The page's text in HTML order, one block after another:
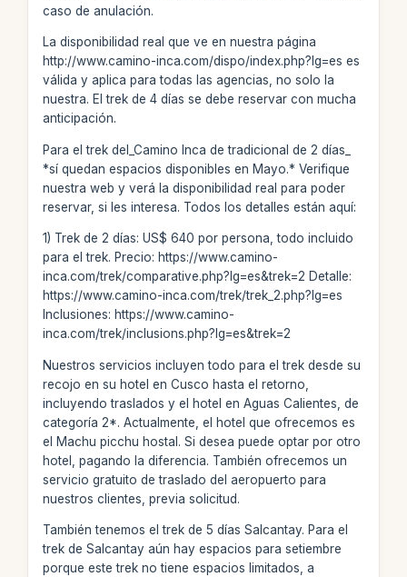
caso de anulación.
La disponibilidad real que ve en nuestra página
http://www.camino-inca.com/dispo/index.php?lg=es es
válida y aplica para todas las agencias, no solo la
nuestra. El trek de 4 días se debe reservar con mucha
anticipación.
Para el trek del_Camino Inca de tradicional de 2 días_
*sí quedan espacios disponibles en Mayo.* Verifique
nuestra web y verá la disponibilidad real para poder
reservar, si les interesa. Todos los detalles están aquí:
1) Trek de 2 días: US$ 640 por persona, todo incluido
para el trek. Precio: https://www.camino-
inca.com/trek/comparative.php?lg=es&trek=2 Detalle:
https://www.camino-inca.com/trek/trek_2.php?lg=es
Inclusiones: https://www.camino-
inca.com/trek/inclusions.php?lg=es&trek=2
Nuestros servicios incluyen todo para el trek desde su
recojo en su hotel en Cusco hasta el retorno,
incluyendo traslados y el hotel en Aguas Calientes, de
categoría 2*. Actualmente, el hotel que ofrecemos es
el Machu picchu hostal. Si desea puede optar por otro
hotel, pagando la diferencia. También ofrecemos un
servicio gratuito de traslado del aeropuerto para
nuestros clientes, previa solicitud.
También tenemos el trek de 5 días Salcantay. Para el
trek de Salcantay aún hay espacios para setiembre
porque este trek no tiene espacios limitados, a